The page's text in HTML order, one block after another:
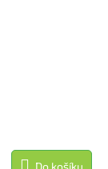
Do košíku